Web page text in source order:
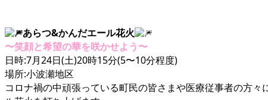
あらつ&かんだエール花火
〜笑顔と希望の華を咲かせよう〜
日時:7月24日(土)20時15分(5〜10分程度)
場所:小波瀬地区
コロナ禍の中頑張っている町民の皆さまや医療従事者の方